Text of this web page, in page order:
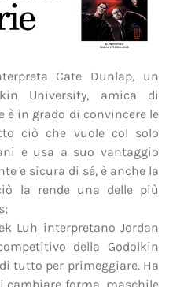
Cate Dunlap, un
University, amica di
è in grado di convincere le
ciò che vuole col solo
e usa a suo vantaggio
e sicura di sé, è anche la
la rende una delle più
Luh interpretano Jordan
della Godolkin
tutto per primeggiare. Ha